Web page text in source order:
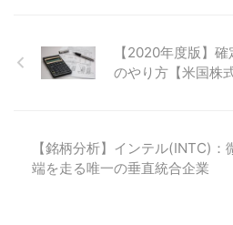
【2020年度版】
のやり方【米国株
【銘柄分析】インテル(INTC)：
端を走る唯一の垂直統合企業